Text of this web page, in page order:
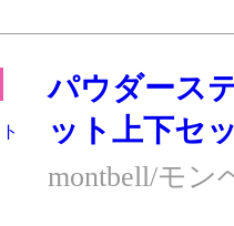
ップの収納に便
付いていたり
載！
※スキー・スノ
ーハイキングな
パウダース
ット上下セ
montbell/モン